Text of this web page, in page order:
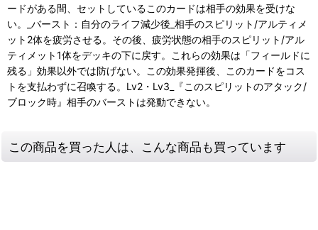
ードがある間、セットしているこのカードは相手の効果を受けな
い。_バースト：自分のライフ減少後_相手のスピリット/アルティメ
ット2体を疲労させる。その後、疲労状態の相手のスピリット/アル
ティメット1体をデッキの下に戻す。これらの効果は「フィールドに
残る」効果以外では防げない。この効果発揮後、このカードをコス
トを支払わずに召喚する。Lv2・Lv3_『このスピリットのアタック/
ブロック時』相手のバーストは発動できない。
この商品を買った人は、こんな商品も買っています